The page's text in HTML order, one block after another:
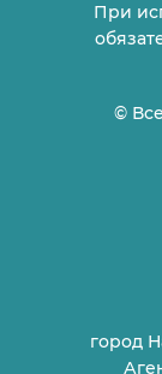
При
©
город